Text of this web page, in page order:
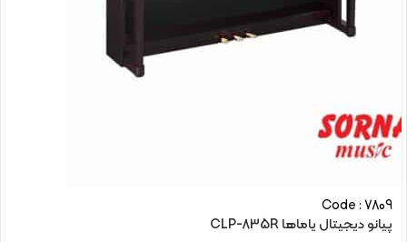
Code : 7809
پیانو دیجیتال یاماها CLP-835R